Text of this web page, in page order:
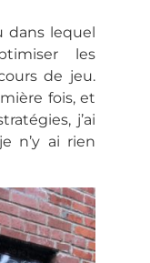
dans lequel
les
de jeu.
fois, et
j’ai
n’y ai rien